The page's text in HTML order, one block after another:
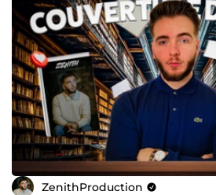
ZenithProduction